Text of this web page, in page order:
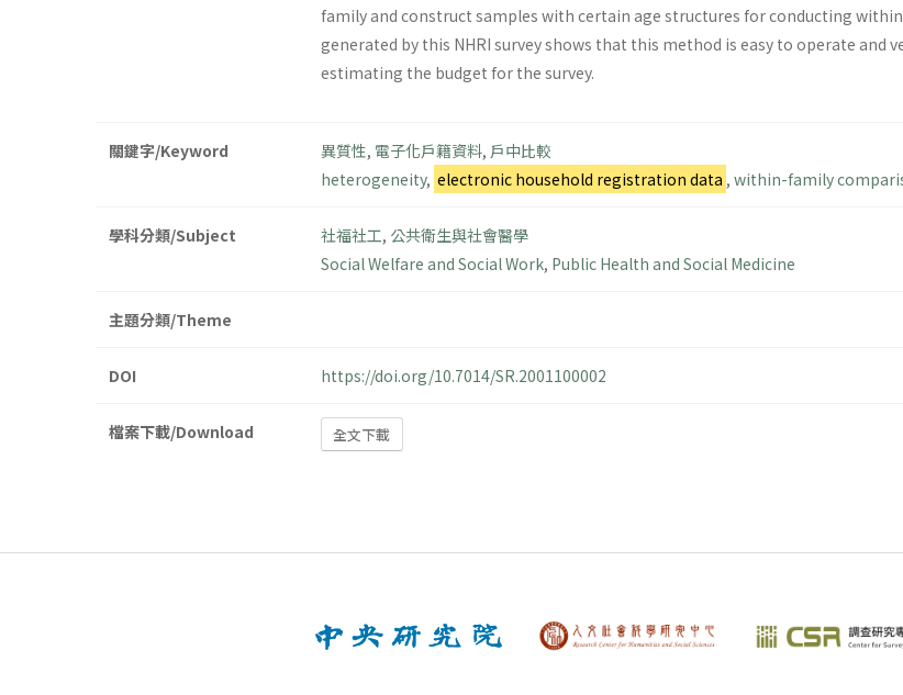
family and construct samples with certain age structures for conducting
generated by this NHRI survey shows that this method is easy to operate
estimating the budget for the survey.
關鍵字/Keyword 異質性, 電子化戶籍資料, 戶中比較
heterogeneity, electronic household registration data , within-family
學科分類/Subject 社福社工, 公共衛生與社會醫學
Social Welfare and Social Work, Public Health and Social Medicine
主題分類/Theme
DOI https://doi.org/10.7014/SR.2001100002
檔案下載/Download 全文下載